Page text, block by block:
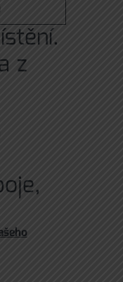
z